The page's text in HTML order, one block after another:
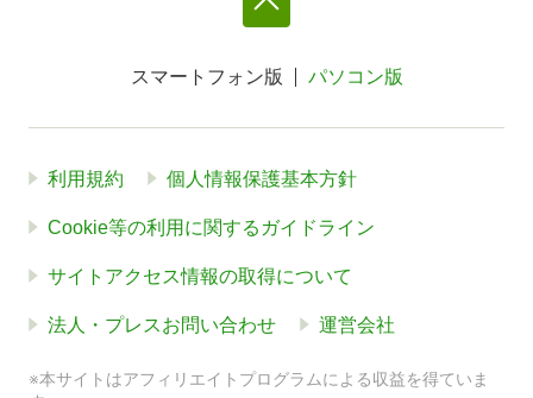
スマートフォン版 パソコン版
利用規約 個人情報保護基本方針
Cookie等の利用に関するガイドライン
サイトアクセス情報の取得について
法人・プレスお問い合わせ 運営会社
※本サイトはアフィリエイトプログラムによる収益を得ていま